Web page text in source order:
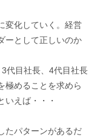
変化していく。経営
ーとして正しいのか
代目社長、4代目社長
極めることを求めら
いえば・・・
たパターンがあるだ